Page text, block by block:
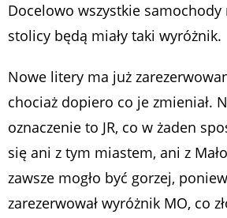
Docelowo wszystkie
stolicy będą miały taki wyróżnik.
Nowe litery ma już
chociaż dopiero co je zmieniał.
oznaczenie to JR, co w żaden
się ani z tym miastem, ani z
zawsze mogło być gorzej,
zarezerwował wyróżnik MO, co